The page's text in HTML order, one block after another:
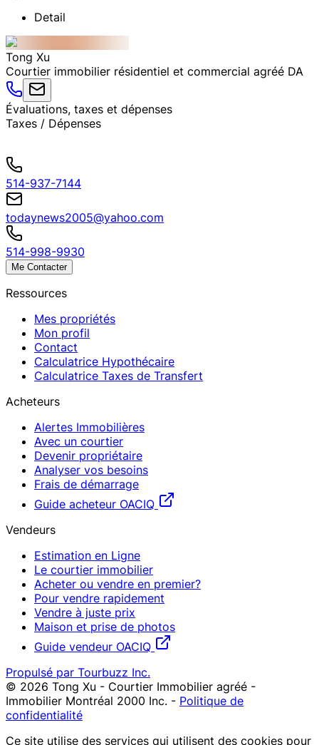
Detail
Tong Xu
Courtier immobilier résidentiel et commercial agréé DA
Évaluations, taxes et dépenses
Taxes / Dépenses
514-937-7144
todaynews2005@yahoo.com
514-998-9930
Me Contacter
Ressources
Mes propriétés
Mon profil
Contact
Calculatrice Hypothécaire
Calculatrice Taxes de Transfert
Acheteurs
Alertes Immobilières
Avec un courtier
Devenir propriétaire
Analyser vos besoins
Frais de démarrage
Guide acheteur OACIQ
Vendeurs
Estimation en Ligne
Le courtier immobilier
Acheter ou vendre en premier?
Pour vendre rapidement
Vendre à juste prix
Maison et prise de photos
Guide vendeur OACIQ
Propulsé par Tourbuzz Inc.
© 2026 Tong Xu - Courtier Immobilier agréé -
Immobilier Montréal 2000 Inc. - Politique de
confidentialité
Ce site utilise des services qui utilisent des cookies pour